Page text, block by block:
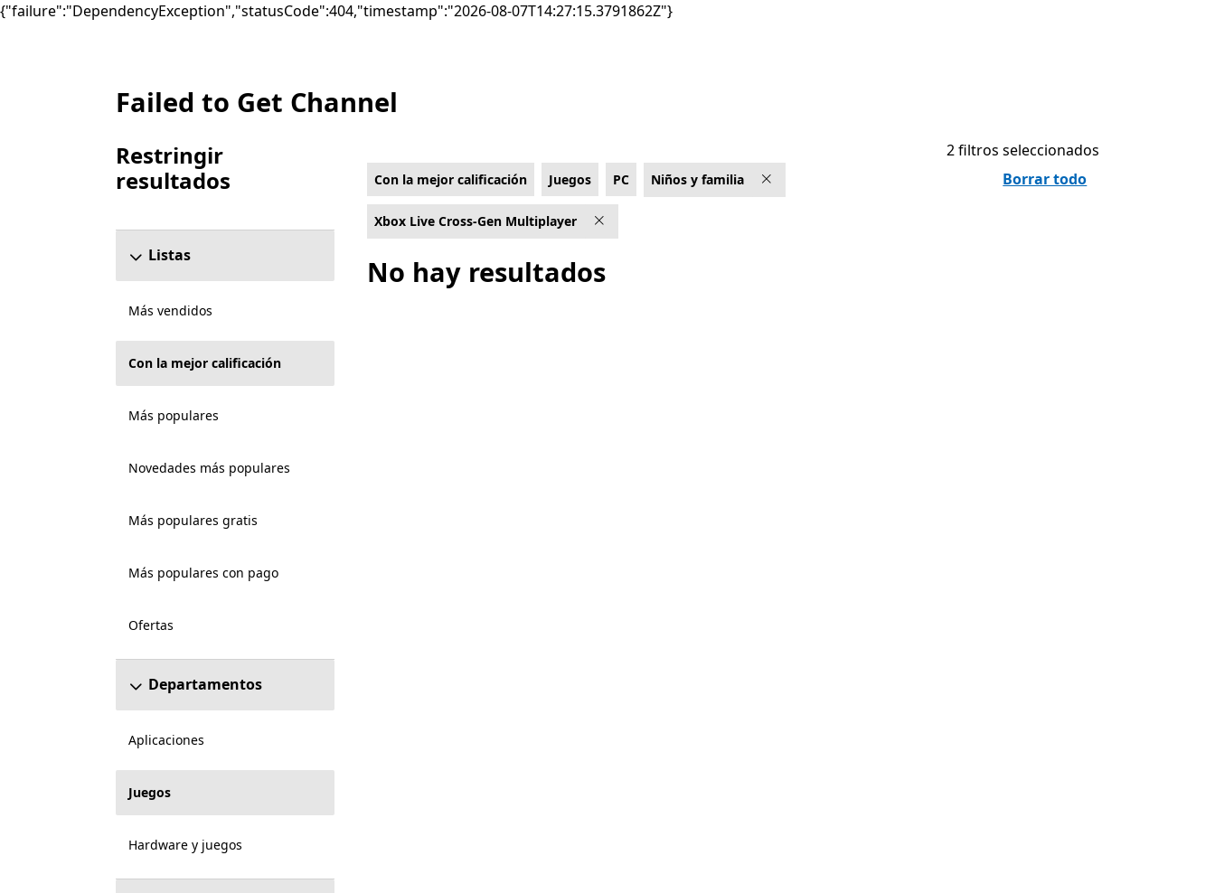
{"failure":"DependencyException","statusCode":404,"timestamp":"2026-08-07T14:27:15.3791862Z"}
Lista Microsoft.com
Failed to Get Channel
Restringir
resultados
Omitir la sección para restringir resultados
Listas
Más vendidos
Con la mejor calificación
Más populares
Novedades más populares
Más populares gratis
Más populares con pago
Ofertas
Departamentos
Aplicaciones
Juegos
Hardware y juegos
Con la mejor calificación Juegos PC Niños y familia
Xbox Live Cross-Gen Multiplayer
2 filtros seleccionados
Borrar todo
No hay resultados